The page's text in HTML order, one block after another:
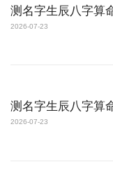
测名字生辰八字算
2026-07-23
测名字生辰八字算
2026-07-23